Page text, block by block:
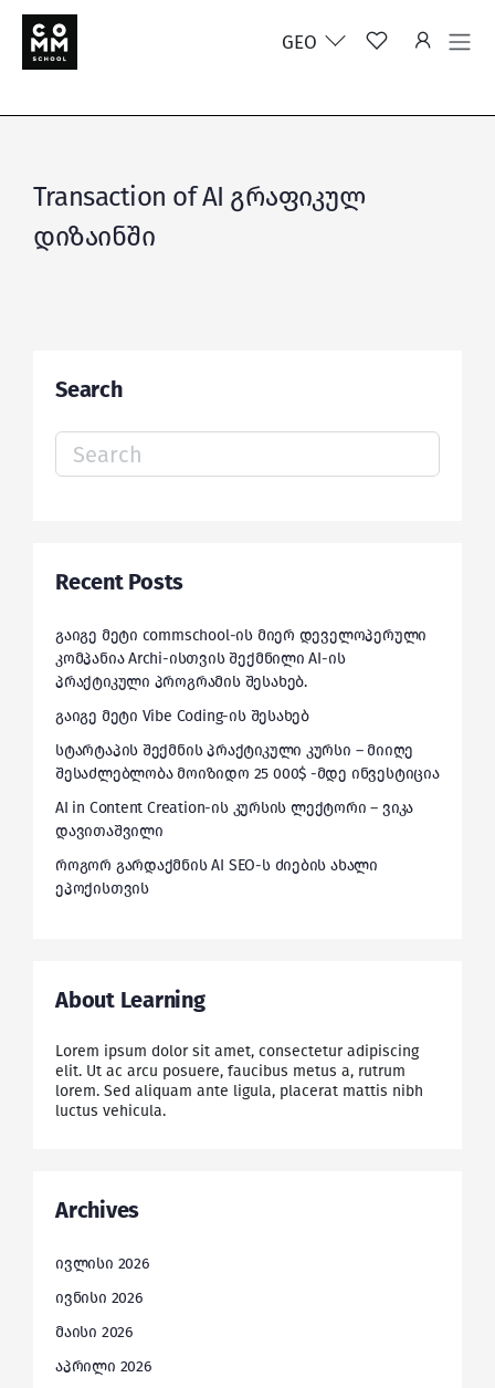
GEO
Transaction of AI გრაფიკულ
დიზაინში
Search
Search
for:
Recent Posts
გაიგე მეტი commschool-ის მიერ დეველოპერული
კომპანია Archi-ისთვის შექმნილი AI-ის
პრაქტიკული პროგრამის შესახებ.
გაიგე მეტი Vibe Coding-ის შესახებ
სტარტაპის შექმნის პრაქტიკული კურსი – მიიღე
შესაძლებლობა მოიზიდო 25 000$ -მდე ინვესტიცია
AI in Content Creation-ის კურსის ლექტორი – ვიკა
დავითაშვილი
როგორ გარდაქმნის AI SEO-ს ძიების ახალი
ეპოქისთვის
About Learning
Lorem ipsum dolor sit amet, consectetur adipiscing
elit. Ut ac arcu posuere, faucibus metus a, rutrum
lorem. Sed aliquam ante ligula, placerat mattis nibh
luctus vehicula.
Archives
ივლისი 2026
ივნისი 2026
მაისი 2026
აპრილი 2026